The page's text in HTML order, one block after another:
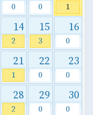
0 0 1
14
2
15
3
16
0
21
1
22
0
23
0
28
2
29
0
30
0